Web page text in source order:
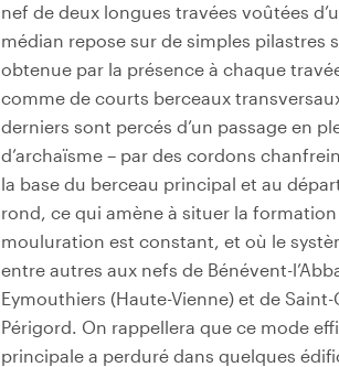
nef de deux longues travées voûtées
médian repose sur de simples pilastres
obtenue par la présence à chaque
comme de courts berceaux
derniers sont percés d’un passage en
d’archaïsme – par des cordons
la base du berceau principal et au
rond, ce qui amène à situer la
mouluration est constant, et où le
entre autres aux nefs de Bénévent-
Eymouthiers (Haute-Vienne) et de
Périgord. On rappellera que ce mode
principale a perduré dans quelques